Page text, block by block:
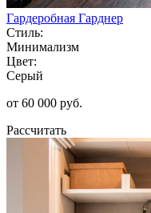
Гардеробная Гарднер
Стиль:
Минимализм
Цвет:
Серый
от 60 000 руб.
Рассчитать